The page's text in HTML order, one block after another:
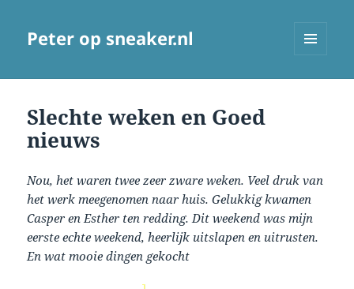
Peter op sneaker.nl
Slechte weken en Goed
nieuws
Nou, het waren twee zeer zware weken. Veel druk van
het werk meegenomen naar huis. Gelukkig kwamen
Casper en Esther ten redding. Dit weekend was mijn
eerste echte weekend, heerlijk uitslapen en uitrusten.
En wat mooie dingen gekocht